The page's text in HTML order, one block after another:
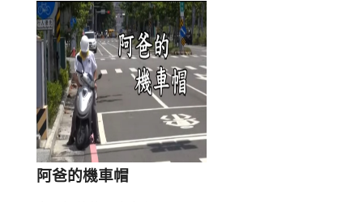
阿爸的機車帽